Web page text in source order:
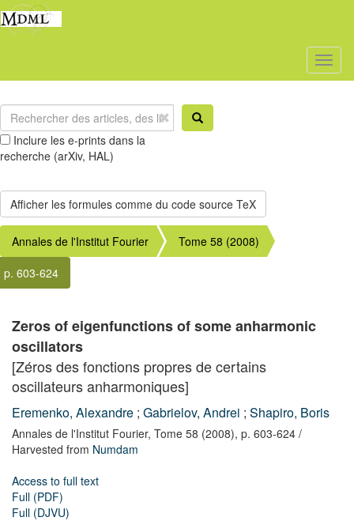
Inclure les e-prints dans la
recherche (arXiv, HAL)
Annales de l'Institut Fourier
Tome 58 (2008)
p. 603-624
Zeros of eigenfunctions of some anharmonic
oscillators
[Zéros des fonctions propres de certains
oscillateurs anharmoniques]
Eremenko, Alexandre ; Gabrielov, Andrei ; Shapiro, Boris
Annales de l'Institut Fourier, Tome 58 (2008), p. 603-624 /
Harvested from Numdam
Access to full text
Full (PDF)
Full (DJVU)